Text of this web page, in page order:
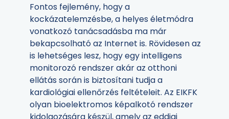
Fontos fejlemény, hogy a
kockázatelemzésbe, a helyes életmódra
vonatkozó tanácsadásba ma már
bekapcsolható az Internet is. Rövidesen az
is lehetséges lesz, hogy egy intelligens
monitorozó rendszer akár az otthoni
ellátás során is biztosítani tudja a
kardiológiai ellenőrzés feltételeit. Az EIKFK
olyan bioelektromos képalkotó rendszer
kidolgozására készül, amely az eddigi